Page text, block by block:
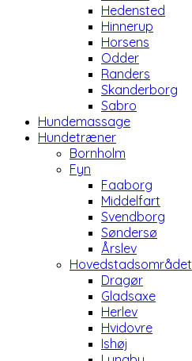
Hedensted
Hinnerup
Horsens
Odder
Randers
Skanderborg
Sabro
Hundemassage
Hundetræner
Bornholm
Fyn
Faaborg
Middelfart
Svendborg
Søndersø
Årslev
Hovedstadsområdet
Dragør
Gladsaxe
Herlev
Hvidovre
Ishøj